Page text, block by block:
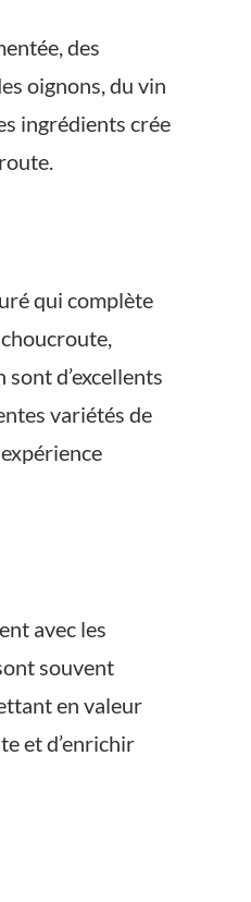
des
oignons, du vin
ingrédients crée
qui complète
d’excellents
variétés de
avec les
souvent
en valeur
et d’enrichir